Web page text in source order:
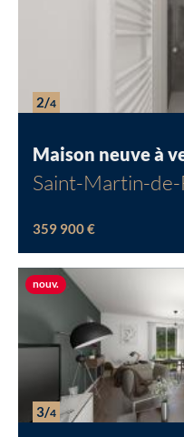
2/4
Maison neuve à
Saint-Martin-de-
359 900 €
3/4
nouv.Nouvelle offre